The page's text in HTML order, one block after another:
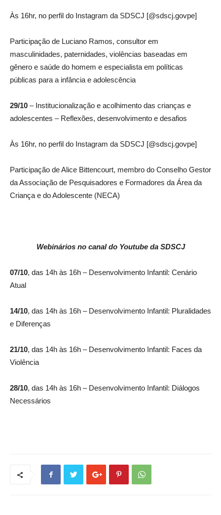
Às 16hr, no perfil do Instagram da SDSCJ [@sdscj.govpe]
Participação de Luciano Ramos, consultor em
masculinidades, paternidades, violências baseadas em
gênero e saúde do homem e especialista em políticas
públicas para a infância e adolescência
29/10 – Institucionalização e acolhimento das crianças e
adolescentes – Reflexões, desenvolvimento e desafios
Às 16hr, no perfil do Instagram da SDSCJ [@sdscj.govpe]
Participação de Alice Bittencourt, membro do Conselho Gestor
da Associação de Pesquisadores e Formadores da Área da
Criança e do Adolescente (NECA)
Webinários no canal do Youtube da SDSCJ
07/10, das 14h às 16h – Desenvolvimento Infantil: Cenário
Atual
14/10, das 14h às 16h – Desenvolvimento Infantil: Pluralidades
e Diferenças
21/10, das 14h às 16h – Desenvolvimento Infantil: Faces da
Violência
28/10, das 14h às 16h – Desenvolvimento Infantil: Diálogos
Necessários